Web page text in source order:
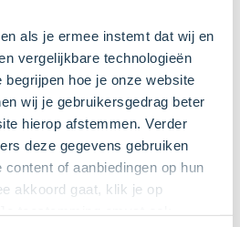
als je ermee instemt dat wij en
vergelijkbare technologieën
begrijpen hoe je onze website
wij je gebruikersgedrag beter
hierop afstemmen. Verder
deze gegevens gebruiken
of aanbiedingen op hun
akkoord gaat, klik je op
en snel je bakproducten
DeLeuksteTaartenshop.